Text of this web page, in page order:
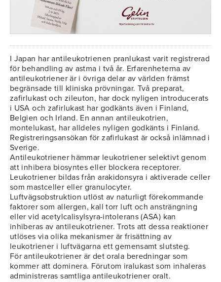
I Japan har antileukotrienen pranlukast varit registrerad
för behandling av astma i två år. Erfarenheterna av
antileukotriener är i övriga delar av världen främst
begränsade till kliniska prövningar. Två preparat,
zafirlukast och zileuton, har dock nyligen introducerats
i USA och zafirlukast har godkänts även i Finland,
Belgien och Irland. En annan antileukotrien,
montelukast, har alldeles nyligen godkänts i Finland.
Registreringsansökan för zafirlukast är också inlämnad i
Sverige.
Antileukotriener hämmar leukotriener selektivt genom
att inhibera biosyntes eller blockera receptorer.
Leukotriener bildas från arakidonsyra i aktiverade celler
som mastceller eller granulocyter.
Luftvägsobstruktion utlöst av naturligt förekommande
faktorer som allergen, kall torr luft och ansträngning
eller vid acetylcalisylsyra-intolerans (ASA) kan
inhiberas av antileukotriener. Trots att dessa reaktioner
utlöses via olika mekanismer är frisättning av
leukotriener i luftvägarna ett gemensamt slutsteg.
För antileukotriener är det orala beredningar som
kommer att dominera. Förutom iralukast som inhaleras
administreras samtliga antileukotriener oralt.